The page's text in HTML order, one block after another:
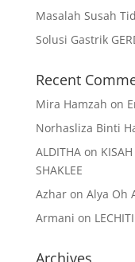
Masalah Susah
Solusi Gastrik
Recent
Mira Hamzah on
Norhasliza Binti
ALDITHAon
SHAKLEE
Azharon Alya Oh
Armani on
Archives